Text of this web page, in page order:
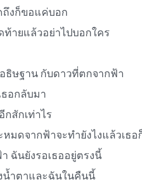
ถึงก็ขอแค่บอก
ท้ายแล้วอย่าไปบอกใคร
ธิษฐาน กับดาวที่ตกจากฟ้า
อกลับมา
สักเท่าไร
หมดจากฟ้าจะทำยังไงแล้วเธ
ฉันยังรอเธออยู่ตรงนี้
น้ำตาและฉันในคืนนี้